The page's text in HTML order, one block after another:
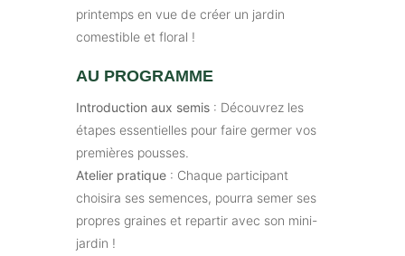
printemps en vue de créer un jardin
comestible et floral !
AU PROGRAMME
Introduction aux semis : Découvrez les
étapes essentielles pour faire germer vos
premières pousses.
Atelier pratique : Chaque participant
choisira ses semences, pourra semer ses
propres graines et repartir avec son mini-
jardin !